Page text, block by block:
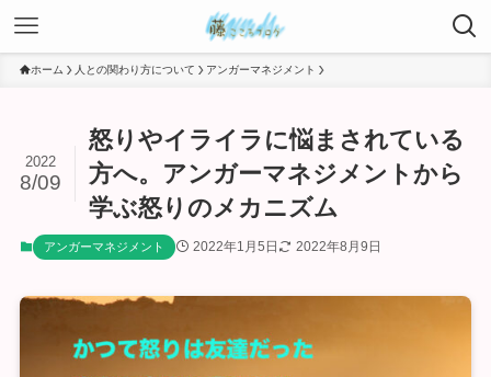
ホーム 人との関わり方について アンガーマネジメント
怒りやイライラに悩まされている
方へ。アンガーマネジメントから
学ぶ怒りのメカニズム
2022
8/09
アンガーマネジメント 2022年1月5日 2022年8月9日